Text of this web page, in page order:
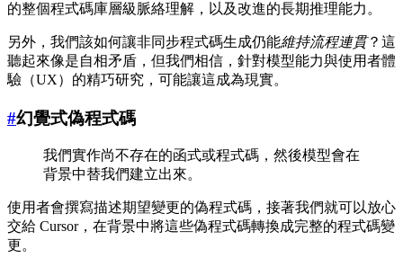
的整個程式碼庫層級脈絡理解，以及改進的長期推理能力。
另外，我們該如何讓非同步程式碼生成仍能維持流程連貫？這
聽起來像是自相矛盾，但我們相信，針對模型能力與使用者體
驗（UX）的精巧研究，可能讓這成為現實。
#幻覺式偽程式碼
我們實作尚不存在的函式或程式碼，然後模型會在
背景中替我們建立出來。
使用者會撰寫描述期望變更的偽程式碼，接著我們就可以放心
交給 Cursor，在背景中將這些偽程式碼轉換成完整的程式碼變
更。